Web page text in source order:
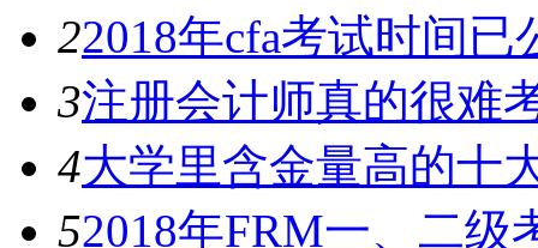
22018年cfa考试时间已
3注册会计师真的很难
4大学里含金量高的十
52018年FRM一、二级